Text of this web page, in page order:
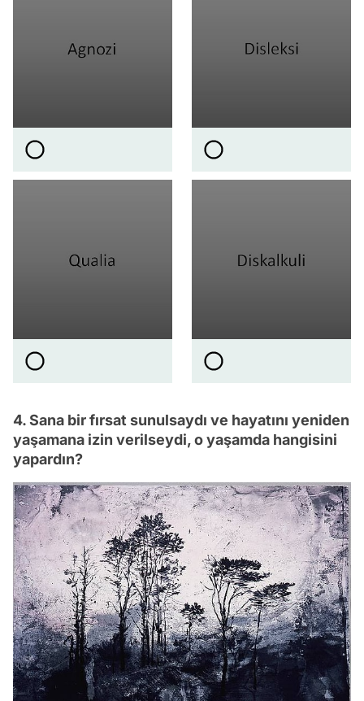
4. Sana bir fırsat sunulsaydı ve hayatını yeniden
yaşamana izin verilseydi, o yaşamda hangisini
yapardın?